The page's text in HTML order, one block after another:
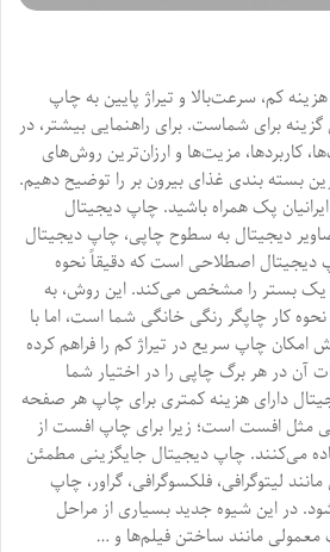
کم، سرعت‌بالا و تیراژ پایین به چاپ
گزینه برای شماست. برای راهنمایی بیشتر، در
کاربردها، مزیت‌ها و ارزان‌ترین روش‌های
بسته بندی غذای بیرون بر را توضیح دهیم.
پک همراه باشید. چاپ دیجیتال
دیجیتال به سطوح چاپی، چاپ دیجیتال
دیجیتال اصطلاحی است که دقیقاً نحوه
بستر را مشخص می‌کند. این روش، به
کار چاپگر رنگی خانگی شما است، اما با
امکان چاپ سریع در تیراژ کم را فراهم کرده
آن در هر برگ چاپی را در اختیار شما
دارای هزینه کمتری برای چاپ هر صفحه
مثل افست است؛ زیرا برای چاپ افست از
می‌کنند. چاپ دیجیتال جایگزینی مطمئن
لیتوگرافی، فلکسوگرافی، گراور، چاپ
در این شیوه جدید بسیاری از مراحل
معمولی مانند ساختن فیلم‌ها و …